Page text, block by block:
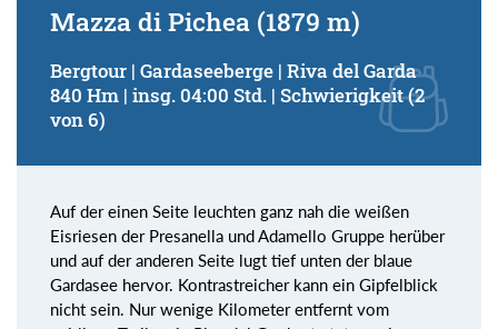
Mazza di Pichea (1879 m)
Bergtour | Gardaseeberge | Riva del Garda
840 Hm | insg. 04:00 Std. | Schwierigkeit (2
von 6)
Auf der einen Seite leuchten ganz nah die weißen
Eisriesen der Presanella und Adamello Gruppe herüber
und auf der anderen Seite lugt tief unten der blaue
Gardasee hervor. Kontrastreicher kann ein Gipfelblick
nicht sein. Nur wenige Kilometer entfernt vom